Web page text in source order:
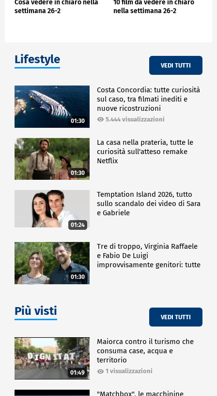
Cosa vedere in chiaro nella
settimana 26-2
10 film da vedere in chiaro
nella settimana 26-2
Lifestyle VEDI TUTTI
01:30
Costa Concordia: tutte curiosità
sul caso, tra filmati inediti e
nuove ricostruzioni
5.444 visualizzazioni
01:30
La casa nella prateria, tutte le
curiosità sull'atteso remake
Netflix
01:24
Temptation Island 2026, tutto
sullo scandalo dei video di Sara
e Gabriele
01:30
Tre di troppo, Virginia Raffaele
e Fabio De Luigi
improvvisamente genitori: tutte
Più visti VEDI TUTTI
01:49
Maiorca contro il turismo che
consuma case, acqua e
territorio
1 visualizzazioni
"Matchbox", le macchinine